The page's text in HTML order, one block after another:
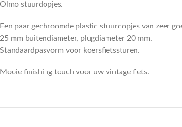
Olmo stuurdopjes.
Een paar gechroomde plastic stuurdopjes van zeer
25 mm buitendiameter, plugdiameter 20 mm.
Standaardpasvorm voor koersfietssturen.
Mooie finishing touch voor uw vintage fiets.